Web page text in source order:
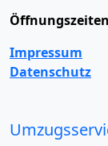
Impressum
Datenschutz